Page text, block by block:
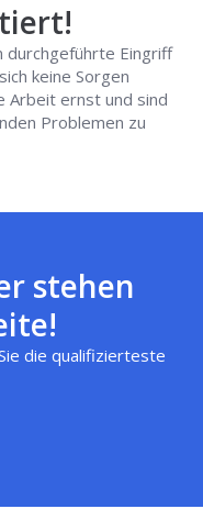
durchgeführte Eingriff
keine Sorgen
Arbeit ernst und sind
Problemen zu
stehen
die qualifizierteste